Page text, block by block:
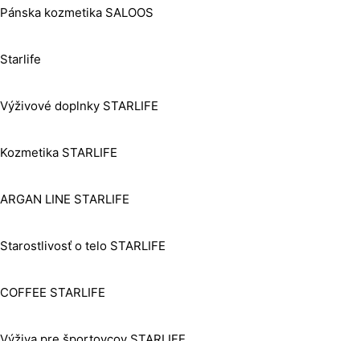
Pánska kozmetika SALOOS
Starlife
Výživové doplnky STARLIFE
Kozmetika STARLIFE
ARGAN LINE STARLIFE
Starostlivosť o telo STARLIFE
COFFEE STARLIFE